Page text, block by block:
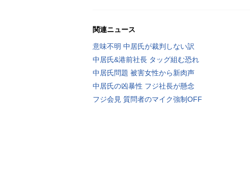
関連ニュース
意味不明 中居氏が裁判しない訳
中居氏&港前社長 タッグ組む恐れ
中居氏問題 被害女性から新肉声
中居氏の凶暴性 フジ社長が懸念
フジ会見 質問者のマイク強制OFF